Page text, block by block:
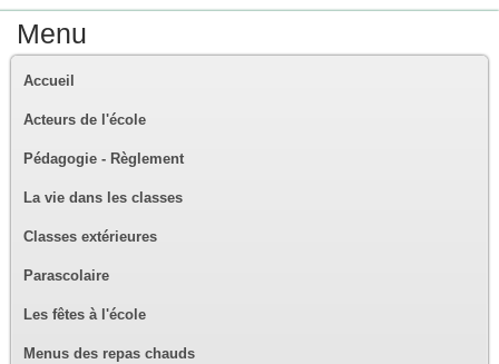
Menu
Accueil
Acteurs de l'école
Pédagogie - Règlement
La vie dans les classes
Classes extérieures
Parascolaire
Les fêtes à l'école
Menus des repas chauds